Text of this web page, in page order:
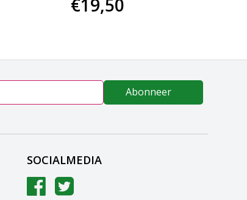
€19,50
Abonneer
SOCIALMEDIA